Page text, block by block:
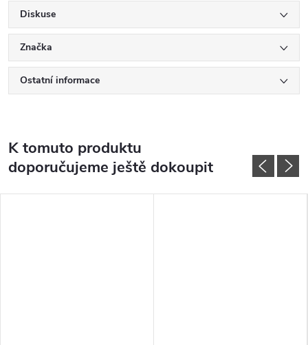
Diskuse
Značka
Ostatní informace
K tomuto produktu
doporučujeme ještě dokoupit